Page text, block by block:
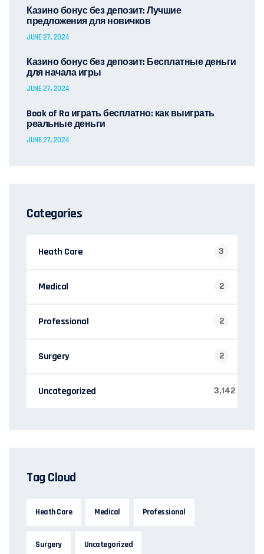
Казино бонус без депозит: Лучшие
предложения для новичков
JUNE 27, 2024
Казино бонус без депозит: Бесплатные деньги
для начала игры
JUNE 27, 2024
Book of Ra играть бесплатно: как выиграть
реальные деньги
JUNE 27, 2024
Categories
Heath Care 3
Medical 2
Professional 2
Surgery 2
Uncategorized 3,142
Tag Cloud
Heath Care Medical Professional
Surgery Uncategorized